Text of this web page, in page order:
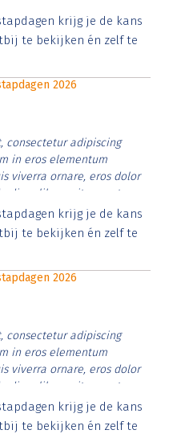
cursus id rutrum lorem
risus tristique posuere.
krijg je de kans
te bekijken én zelf te
2026
consectetur adipiscing
in eros elementum
viverra ornare, eros dolor
diam libero vitae erat.
cursus id rutrum lorem
risus tristique posuere.
krijg je de kans
te bekijken én zelf te
2026
consectetur adipiscing
in eros elementum
viverra ornare, eros dolor
diam libero vitae erat.
cursus id rutrum lorem
risus tristique posuere.
krijg je de kans
te bekijken én zelf te